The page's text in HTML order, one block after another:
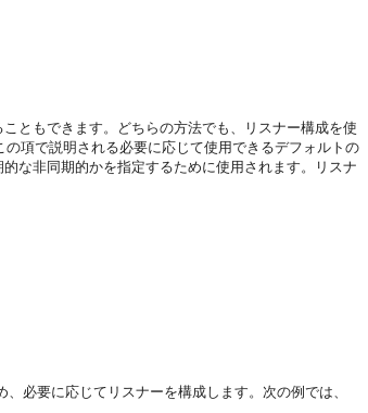
ともできます。
どちらの方法でも、リスナー構成を使
の項で説明される必要に応じて使用できるデフォルトの
な非同期的かを指定するために使用されます。リスナ
必要に応じてリスナーを構成します。次の例では、